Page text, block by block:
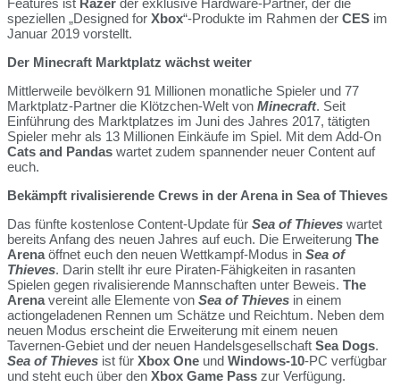
Features ist Razer der exklusive Hardware-Partner, der die
speziellen „Designed for Xbox“-Produkte im Rahmen der CES im
Januar 2019 vorstellt.
Der Minecraft Marktplatz wächst weiter
Mittlerweile bevölkern 91 Millionen monatliche Spieler und 77
Marktplatz-Partner die Klötzchen-Welt von Minecraft. Seit
Einführung des Marktplatzes im Juni des Jahres 2017, tätigten
Spieler mehr als 13 Millionen Einkäufe im Spiel. Mit dem Add-On
Cats and Pandas wartet zudem spannender neuer Content auf
euch.
Bekämpft rivalisierende Crews in der Arena in Sea of Thieves
Das fünfte kostenlose Content-Update für Sea of Thieves wartet
bereits Anfang des neuen Jahres auf euch. Die Erweiterung The
Arenaöffnet euch den neuen Wettkampf-Modus in Sea of
Thieves. Darin stellt ihr eure Piraten-Fähigkeiten in rasanten
Spielen gegen rivalisierende Mannschaften unter Beweis. The
Arenavereint alle Elemente von Sea of Thieves in einem
actiongeladenen Rennen um Schätze und Reichtum. Neben dem
neuen Modus erscheint die Erweiterung mit einem neuen
Tavernen-Gebiet und der neuen Handelsgesellschaft Sea Dogs.
Sea of Thieves ist für Xbox One und Windows-10-PC verfügbar
und steht euch über den Xbox Game Pass zur Verfügung.